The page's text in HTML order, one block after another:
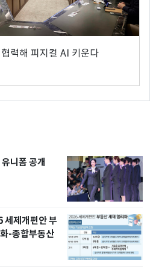
력해 피지컬 AI 키운다
니폼 공개
제개편안 부
-종합부동산